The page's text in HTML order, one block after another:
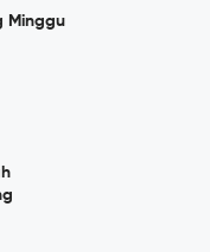
Minggu